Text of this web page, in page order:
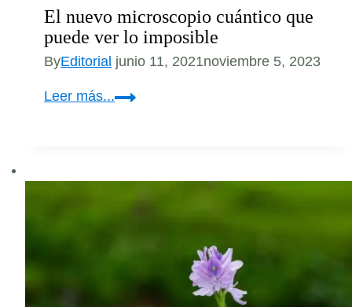
El nuevo microscopio cuántico que
puede ver lo imposible
ByEditorial junio 11, 2021noviembre 5, 2023
Leer más...El
que
puede